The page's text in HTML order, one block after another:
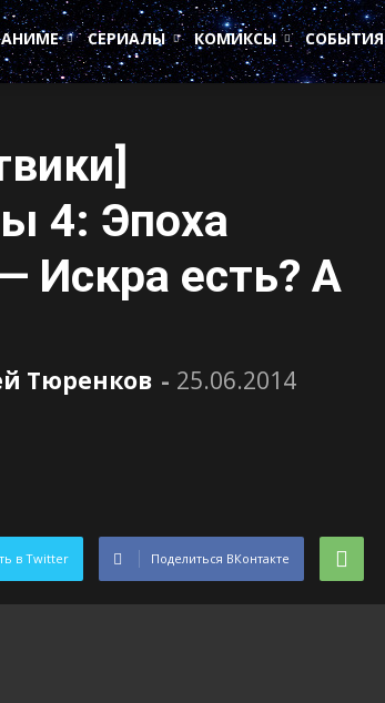
АНИМЕ СЕРИАЛЫ КОМИКСЫ СОБЫТИЯ
4: Эпоха
Искра есть? А
Тюренков - 25.06.2014
в Twitter Поделиться ВКонтакте